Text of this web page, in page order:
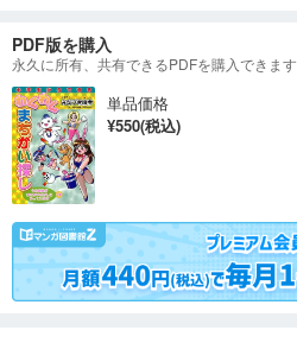
PDF版を購入
永久に所有、共有できるPDFを購入できます
単品価格
¥550(税込)